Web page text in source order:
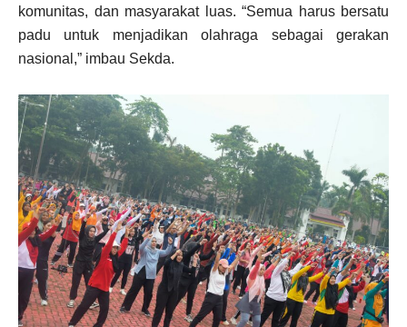
komunitas, dan masyarakat luas. “Semua harus bersatu
padu untuk menjadikan olahraga sebagai gerakan
nasional,” imbau Sekda.